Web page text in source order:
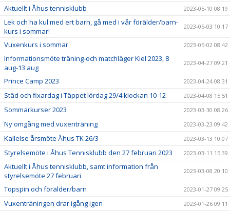
Aktuellt i Åhus tennisklubb 2023-05-10 08:19
Lek och ha kul med ert barn, gå med i vår förälder/barn-
kurs i sommar!
2023-05-03 10:17
Vuxenkurs i sommar 2023-05-02 08:42
Informationsmöte träning-och matchläger Kiel 2023, 8
aug-13 aug
2023-04-27 09:21
Prince Camp 2023 2023-04-24 08:31
Städ och fixardag i Täppet lördag 29/4 klockan 10-12 2023-04-08 15:51
Sommarkurser 2023 2023-03-30 08:26
Ny omgång med vuxenträning 2023-03-23 09:42
Kallelse årsmöte Åhus TK 26/3 2023-03-13 10:07
Styrelsemöte i Åhus Tennisklubb den 27 februari 2023 2023-03-11 15:39
Aktuellt i Åhus tennisklubb, samt information från
styrelsemöte 27 februari
2023-03-08 20:10
Topspin och förälder/barn 2023-01-27 09:25
Vuxenträningen drar igång igen 2023-01-26 09:11